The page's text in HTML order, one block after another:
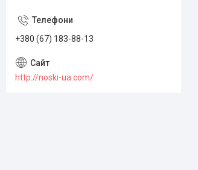
+380 (67) 183-88-13
http://noski-ua.com/